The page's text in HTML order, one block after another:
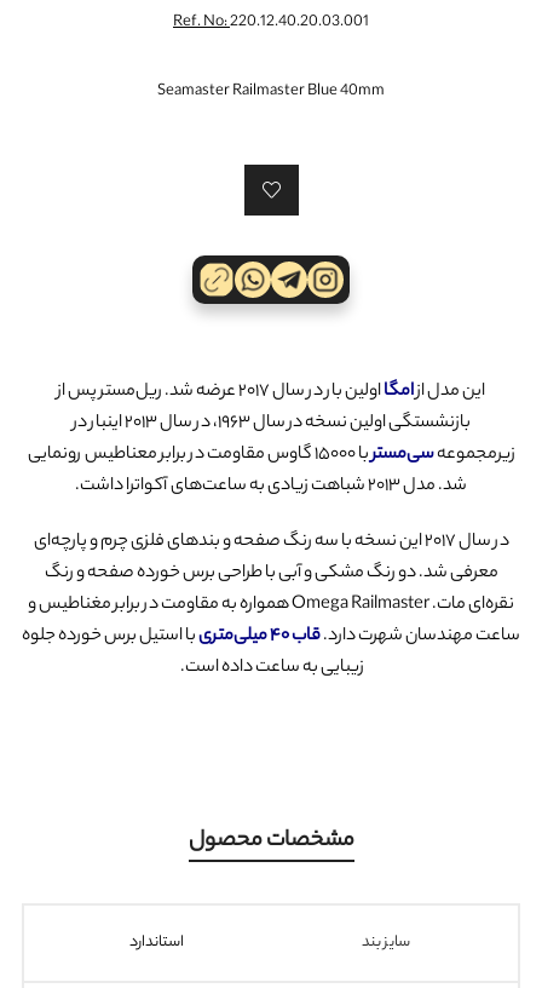
Ref. No:220.12.40.20.03.001
Seamaster Railmaster Blue 40mm
این مدل ازامگا
اولین بار در سال ۲۰۱۷ عرضه شد. ریل‌مستر پس از
بازنشستگی اولین نسخه در سال ۱۹۶۳، در سال ۲۰۱۳ اینبار در
زیرمجموعهسی‌مستر
با ۱۵۰۰۰ گاوس مقاومت در برابر معناطیس رونمایی
شد. مدل ۲۰۱۳ شباهت زیادی به ساعت‌های آکواترا داشت.
در سال ۲۰۱۷ این نسخه با سه رنگ صفحه و بندهای فلزی چرم و پارچه‌ای
معرفی شد. دو رنگ مشکی و آبی با طراحی برس خورده صفحه و رنگ
نقره‌ای مات. Omega Railmaster همواره به مقاومت در برابر مغناطیس و
ساعت مهندسان شهرت دارد.قاب ۴۰ میلی‌متری
با استیل برس خورده جلوه
زیبایی به ساعت داده است.
مشخصات محصول
سایز بند استاندارد